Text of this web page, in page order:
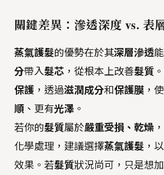
關鍵差異：滲透深度 vs. 表
蒸氣護髮的優勢在於其深層滲透
分帶入髮芯 ，從根本上改善髮質 。
保護 ，透過滋潤成分和 保護膜 ，使
順 、更有光澤 。
若你的髮質屬於嚴重受損、乾燥
化學處理，建議選擇蒸氣護髮 ，
效果。若髮質狀況尚可，只是想